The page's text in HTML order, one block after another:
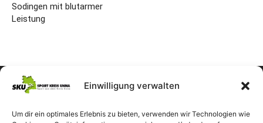
Einwilligung verwalten
Um dir ein optimales Erlebnis zu bieten, verwenden wir Technologien wie
Sodingen mit blutarmer
Leistung